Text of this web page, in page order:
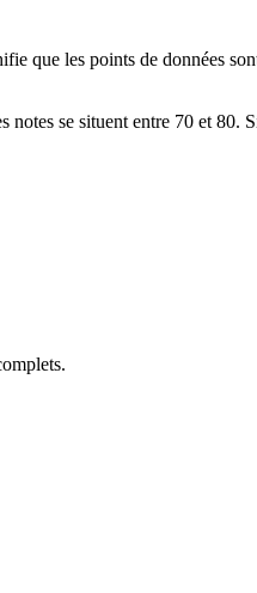
que les points de données
se situent entre 70 et